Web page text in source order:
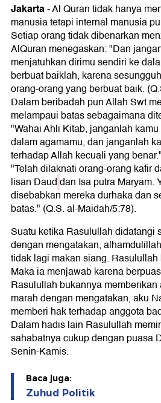
Jakarta-Al Quran tidak hanya
manusia tetapi internal manusia
Setiap orang tidak dibenarkan
AlQuran menegaskan: "Dan
menjatuhkan dirimu sendiri ke
berbuat baiklah, karena
orang-orang yang berbuat baik.
Dalam beribadah pun Allah Swt
melampaui batas sebagaimana
"Wahai Ahli Kitab, janganlah
dalam agamamu, dan janganlah
terhadap Allah kecuali yang
"Telah dilaknati orang-orang kafir
lisan Dauddan Isa putra Maryam.
disebabkan mereka durhaka dan
batas." (Q.S. al-Maidah/5:78).
Suatu ketika Rasulullah didatangi
dengan mengatakan,
tidak lagi makan siang.
Maka ia menjawab karena
Rasulullah bukannya
marah dengan mengatakan, aku
memberi hak terhadap anggota
Dalam hadis lain Rasulullah
sahabatnya cukup dengan puasa
Senin-Kamis.
Baca juga:
Zuhud Politik